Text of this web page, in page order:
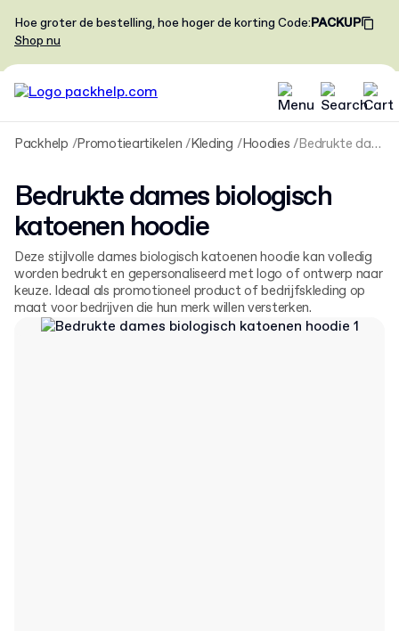
Hoe groter de bestelling, hoe hoger de korting Code:PACKUP
Shop nu
Packhelp Promotieartikelen Kleding Hoodies Bedrukte dames biologisch katoenen hoodie
Bedrukte dames biologisch
katoenen hoodie
Deze stijlvolle dames biologisch katoenen hoodie kan volledig
worden bedrukt en gepersonaliseerd met logo of ontwerp naar
keuze. Ideaal als promotioneel product of bedrijfskleding op
maat voor bedrijven die hun merk willen versterken.